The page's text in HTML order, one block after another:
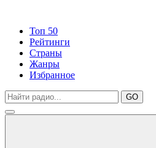
Топ 50
Рейтинги
Страны
Жанры
Избранное
GO